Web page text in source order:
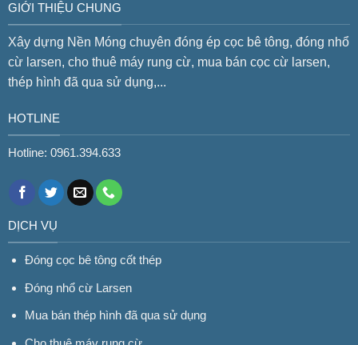
GIỚI THIỆU CHUNG
Xây dựng Nền Móng chuyên đóng ép cọc bê tông, đóng nhổ
cừ larsen, cho thuê máy rung cừ, mua bán cọc cừ larsen,
thép hình đã qua sử dụng,...
HOTLINE
Hotline: 0961.394.633
DỊCH VỤ
Đóng cọc bê tông cốt thép
Đóng nhổ cừ Larsen
Mua bán thép hình đã qua sử dụng